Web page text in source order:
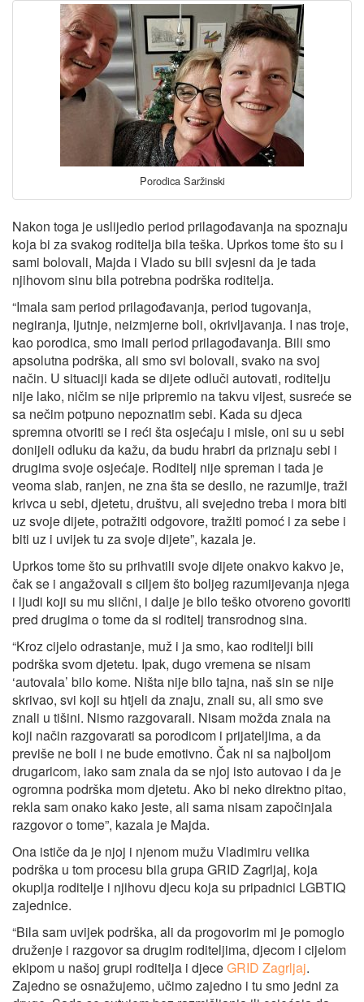
Porodica Saržinski
Nakon toga je uslijedio period prilagođavanja na spoznaju
koja bi za svakog roditelja bila teška. Uprkos tome što su i
sami bolovali, Majda i Vlado su bili svjesni da je tada
njihovom sinu bila potrebna podrška roditelja.
“Imala sam period prilagođavanja, period tugovanja,
negiranja, ljutnje, neizmjerne boli, okrivljavanja. I nas troje,
kao porodica, smo imali period prilagođavanja. Bili smo
apsolutna podrška, ali smo svi bolovali, svako na svoj
način. U situaciji kada se dijete odluči autovati, roditelju
nije lako, ničim se nije pripremio na takvu vijest, susreće se
sa nečim potpuno nepoznatim sebi. Kada su djeca
spremna otvoriti se i reći šta osjećaju i misle, oni su u sebi
donijeli odluku da kažu, da budu hrabri da priznaju sebi i
drugima svoje osjećaje. Roditelj nije spreman i tada je
veoma slab, ranjen, ne zna šta se desilo, ne razumije, traži
krivca u sebi, djetetu, društvu, ali svejedno treba i mora biti
uz svoje dijete, potražiti odgovore, tražiti pomoć i za sebe i
biti uz i uvijek tu za svoje dijete”, kazala je.
Uprkos tome što su prihvatili svoje dijete onakvo kakvo je,
čak se i angažovali s ciljem što boljeg razumijevanja njega
i ljudi koji su mu slični, i dalje je bilo teško otvoreno govoriti
pred drugima o tome da si roditelj transrodnog sina.
“Kroz cijelo odrastanje, muž i ja smo, kao roditelji bili
podrška svom djetetu. Ipak, dugo vremena se nisam
‘autovala’ bilo kome. Ništa nije bilo tajna, naš sin se nije
skrivao, svi koji su htjeli da znaju, znali su, ali smo sve
znali u tišini. Nismo razgovarali. Nisam možda znala na
koji način razgovarati sa porodicom i prijateljima, a da
previše ne boli i ne bude emotivno. Čak ni sa najboljom
drugaricom, iako sam znala da se njoj isto autovao i da je
ogromna podrška mom djetetu. Ako bi neko direktno pitao,
rekla sam onako kako jeste, ali sama nisam započinjala
razgovor o tome”, kazala je Majda.
Ona ističe da je njoj i njenom mužu Vladimiru velika
podrška u tom procesu bila grupa GRID Zagrljaj, koja
okuplja roditelje i njihovu djecu koja su pripadnici LGBTIQ
zajednice.
“Bila sam uvijek podrška, ali da progovorim mi je pomoglo
druženje i razgovor sa drugim roditeljima, djecom i cijelom
ekipom u našoj grupi roditelja i djeceGRID Zagrljaj.
Zajedno se osnažujemo, učimo zajedno i tu smo jedni za